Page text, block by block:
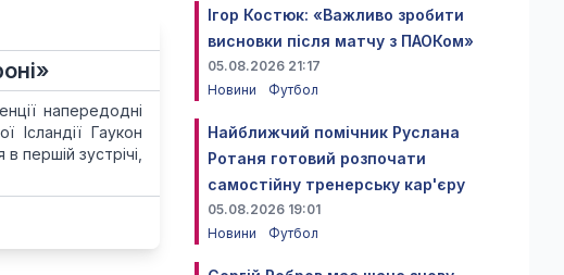
напередодні
Гаукон
першій зустрічі,
Ігор Костюк: «Важливо зробити
висновки після матчу з ПАОКом»
05.08.2026 21:17
Новини
Футбол
Найближчий помічник Руслана
Ротаня готовий розпочати
самостійну тренерську кар'єру
05.08.2026 19:01
Новини
Футбол